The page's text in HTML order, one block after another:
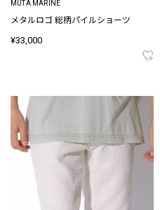
MUTA MARINE
メタルロゴ 総柄パイルショーツ
¥33,000